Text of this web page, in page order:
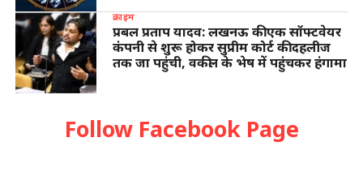
क्राइम
प्रबल प्रताप यादव: लखनऊ की एक सॉफ्टवेयर
कंपनी से शुरू होकर सुप्रीम कोर्ट की दहलीज
तक जा पहुंची, वकील के भेष में पहुंचकर हंगामा
Follow Facebook Page